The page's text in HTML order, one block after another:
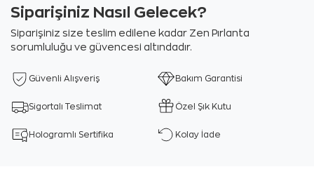
Siparişiniz Nasıl Gelecek?
Siparişiniz size teslim edilene kadar Zen Pırlanta
sorumluluğu ve güvencesi altındadır.
Güvenli Alışveriş Bakım Garantisi
Sigortalı Teslimat Özel Şık Kutu
Hologramlı Sertifika Kolay İade